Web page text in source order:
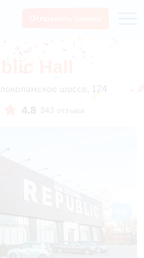
Hall
шоссе, 124
4.8 343 отзыва